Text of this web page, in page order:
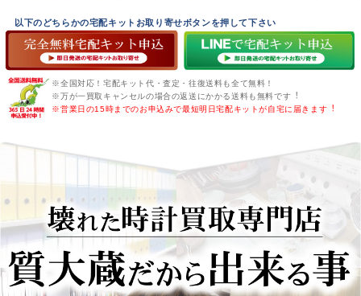
以下のどちらかの宅配キットお取り寄せボタンを押して下さい
※全国対応！宅配キット代・査定・往復送料も全て無料！
※万が一買取キャンセルの場合の返送にかかる送料も無料です︕
※営業日の15時までのお申込みで最短明日宅配キットが自宅に届きます︕